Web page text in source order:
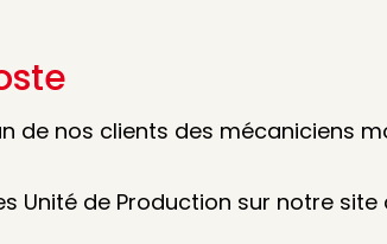
de nos clients des mécaniciens
Unité de Production sur notre site